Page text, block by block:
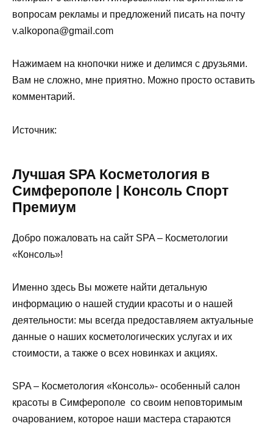
вопросам рекламы и предложений писать на почту
v.alkopona@gmail.com
Нажимаем на кнопочки ниже и делимся с друзьями.
Вам не сложно, мне приятно. Можно просто оставить
комментарий.
Источник:
Лучшая SPA Косметология в
Симферополе | Консоль Спорт
Премиум
Добро пожаловать на сайт SPA – Косметологии
«Консоль»!
Именно здесь Вы можете найти детальную
информацию о нашей студии красоты и о нашей
деятельности: мы всегда предоставляем актуальные
данные о наших косметологических услугах и их
стоимости, а также о всех новинках и акциях.
SPA – Косметология «Консоль»- особенный салон
красоты в Симферополе со своим неповторимым
очарованием, которое наши мастера стараются